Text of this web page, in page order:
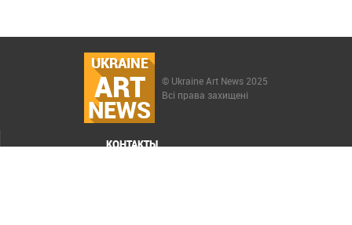
UKRAINE
ART
NEWS
© Ukraine Art News 2025
Всі права захищені
КОНТАКТЫ